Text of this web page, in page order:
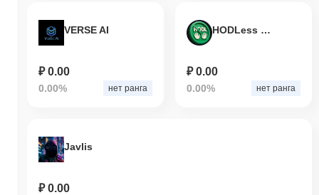
VERSE AI
₽ 0.00
0.00% нет ранга
HODLess Coin
₽ 0.00
0.00% нет ранга
Javlis
₽ 0.00